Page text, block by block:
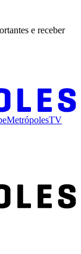
e receber
MetrópolesTV